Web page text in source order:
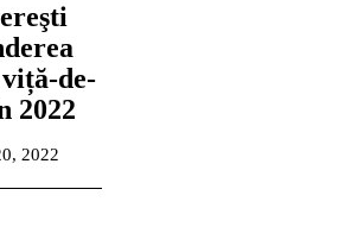
de-
2022
2022